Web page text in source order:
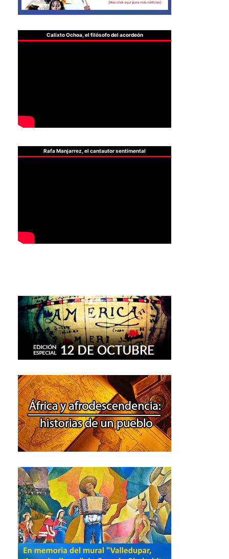
Calixto Ochoa, el filósofo del acordeón
Rafa Manjarrez, el cantautor sentimental